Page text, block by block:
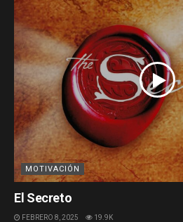
MOTIVACIÓN
El Secreto
FEBRERO 8, 2025 19.9K